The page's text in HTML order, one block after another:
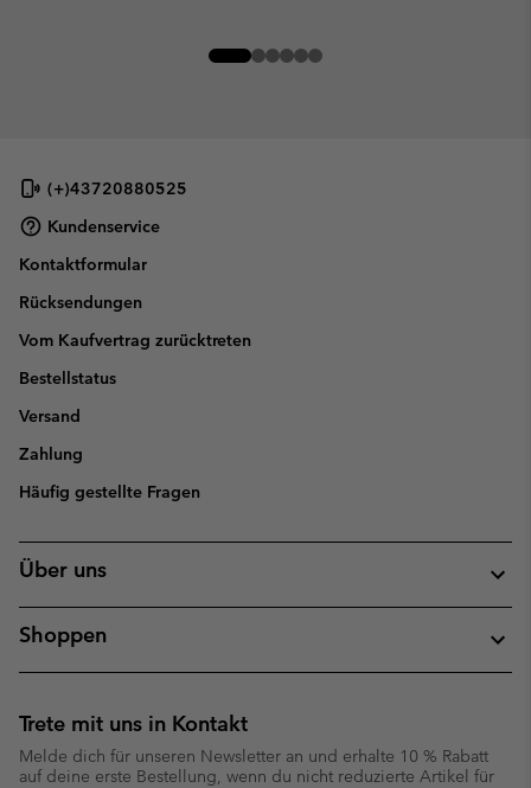
(+)43720880525
Kundenservice
Kontaktformular
Rücksendungen
Vom Kaufvertrag zurücktreten
Bestellstatus
Versand
Zahlung
Häufig gestellte Fragen
Über uns
Shoppen
Trete mit uns in Kontakt
Melde dich für unseren Newsletter an und erhalte 10 % Rabatt
auf deine erste Bestellung, wenn du nicht reduzierte Artikel für